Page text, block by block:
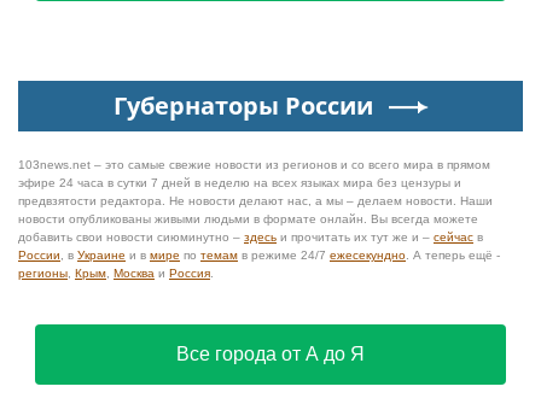
Губернаторы России
103news.net – это самые свежие новости из регионов и со всего мира в прямом
эфире 24 часа в сутки 7 дней в неделю на всех языках мира без цензуры и
предвзятости редактора. Не новости делают нас, а мы – делаем новости. Наши
новости опубликованы живыми людьми в формате онлайн. Вы всегда можете
добавить свои новости сиюминутно – здесь и прочитать их тут же и – сейчас в
России , в Украине и в мире по темам в режиме 24/7 ежесекундно . А теперь ещё -
регионы Крым Москва и Россия
Все города от А до Я